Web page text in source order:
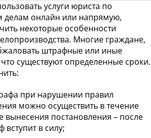
услуги юриста по
делам онлайн или напрямую,
некоторые особенности
Многие граждане,
штрафные или иные
существуют определенные сроки.
при нарушении правил
можно осуществить в течение
вынесения постановления – после
вступит в силу;